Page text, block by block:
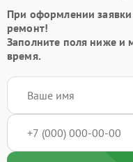
При оформлении
ремонт!
Заполните поля ниже и
время.